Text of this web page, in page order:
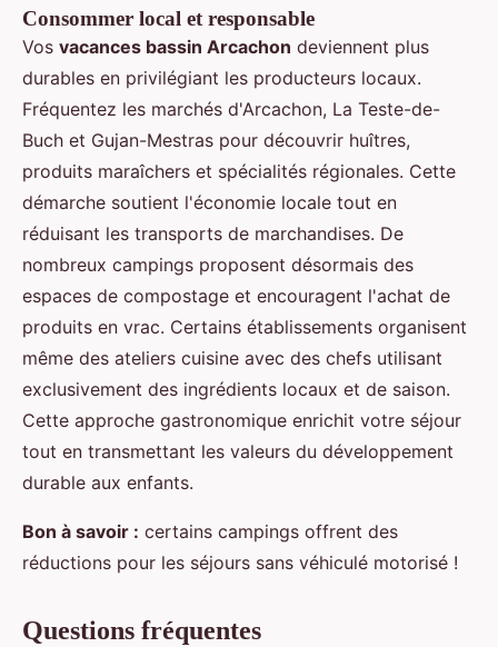
Consommer local et responsable
Vos vacances bassin Arcachon deviennent plus
durables en privilégiant les producteurs locaux.
Fréquentez les marchés d'Arcachon, La Teste-de-
Buch et Gujan-Mestras pour découvrir huîtres,
produits maraîchers et spécialités régionales. Cette
démarche soutient l'économie locale tout en
réduisant les transports de marchandises. De
nombreux campings proposent désormais des
espaces de compostage et encouragent l'achat de
produits en vrac. Certains établissements organisent
même des ateliers cuisine avec des chefs utilisant
exclusivement des ingrédients locaux et de saison.
Cette approche gastronomique enrichit votre séjour
tout en transmettant les valeurs du développement
durable aux enfants.
Bon à savoir : certains campings offrent des
réductions pour les séjours sans véhiculé motorisé !
Questions fréquentes